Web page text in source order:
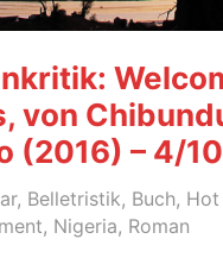
von
(2016) – 4/
, Belletristik, Buch,
, Nigeria, Roman